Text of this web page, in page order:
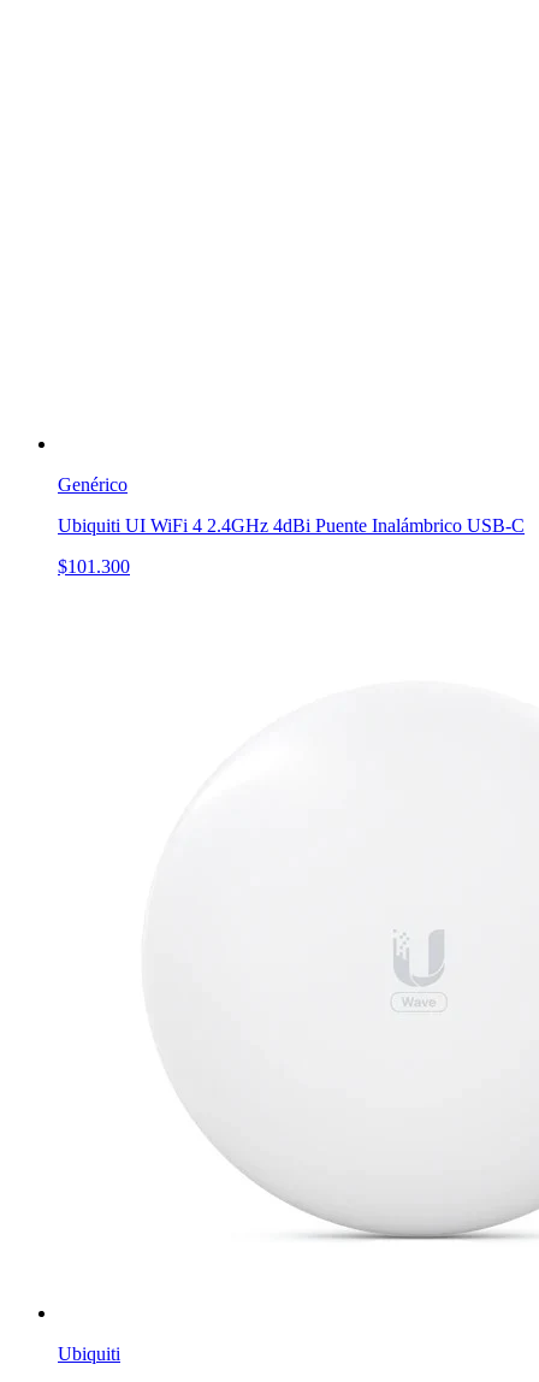
Genérico
Ubiquiti UI WiFi 4 2.4GHz 4dBi Puente Inalámbrico USB-C
$101.300
Ubiquiti